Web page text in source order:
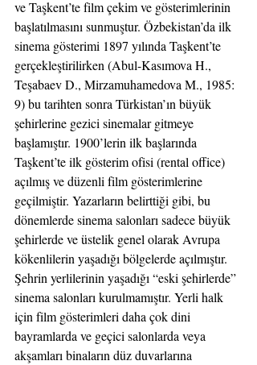
ve Taşkent’te film çekim ve gösterimlerinin
başlatılmasını sunmuştur. Özbekistan’da ilk
sinema gösterimi 1897 yılında Taşkent’te
gerçekleştirilirken (Abul-Kasımova H.,
Teşabaev D., Mirzamuhamedova M., 1985:
9) bu tarihten sonra Türkistan’ın büyük
şehirlerine gezici sinemalar gitmeye
başlamıştır. 1900’lerin ilk başlarında
Taşkent’te ilk gösterim ofisi (rental office)
açılmış ve düzenli film gösterimlerine
geçilmiştir. Yazarların belirttiği gibi, bu
dönemlerde sinema salonları sadece büyük
şehirlerde ve üstelik genel olarak Avrupa
kökenlilerin yaşadığı bölgelerde açılmıştır.
Şehrin yerlilerinin yaşadığı “eski şehirlerde”
sinema salonları kurulmamıştır. Yerli halk
için film gösterimleri daha çok dini
bayramlarda ve geçici salonlarda veya
akşamları binaların düz duvarlarına